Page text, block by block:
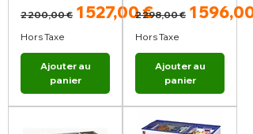
Prix original
2 200,00 € Prix promotionnel
1 527,00 €
Hors Taxe
Ajouter au
panier
Prix original
2 298,00 € Prix
1 596,00
Hors Taxe
Ajouter au
panier